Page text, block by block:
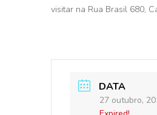
visitar na Rua Brasil 680,
DATA
27 outubro,